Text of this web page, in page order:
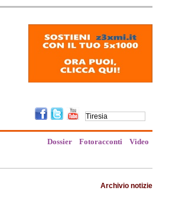
Dossier Fotoracconti Video
Archivio notizie